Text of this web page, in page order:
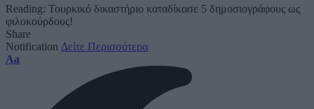
Reading: Τουρκικό δικαστήριο καταδίκασε 5 δημοσιογράφους ως
φιλοκούρδους!
Share
Notification Δείτε Περισσότερα
Font
Aa